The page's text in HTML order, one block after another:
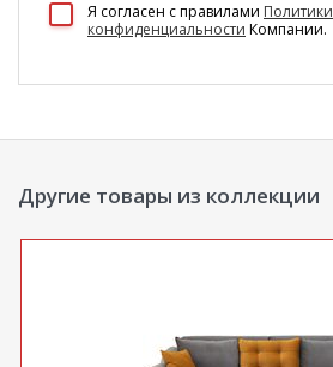
Я согласен c правилами Политики
конфиденциальности Компании.
Другие товары из коллекции